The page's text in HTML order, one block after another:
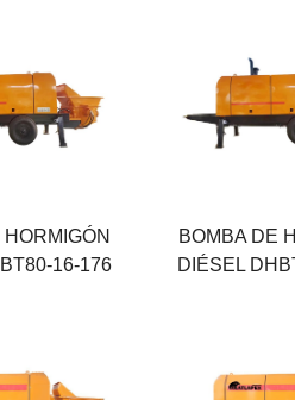
16-176
BOMBA DE
DIÉSEL
Salida máxima
90 M³/H
Presión máxima
199 KW
Máximo
80 M³/H